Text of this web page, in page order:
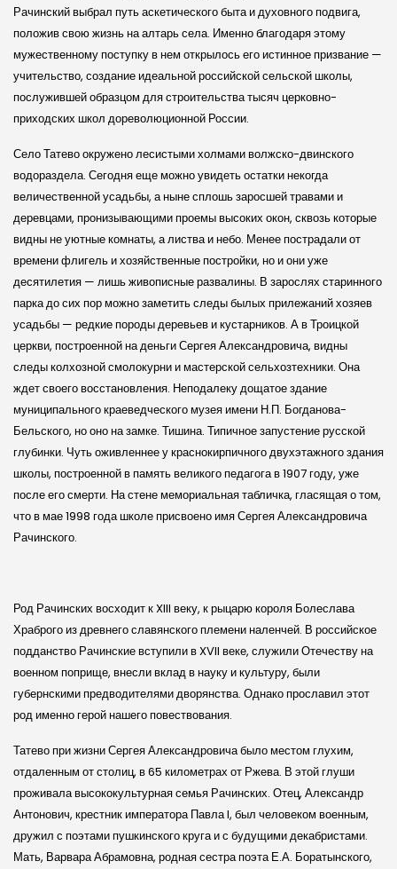
Рачинский выбрал путь аскетического быта и духовного подвига,
положив свою жизнь на алтарь села. Именно благодаря этому
мужественному поступку в нем открылось его истинное призвание —
учительство, создание идеальной российской сельской школы,
послужившей образцом для строительства тысяч церковно-
приходских школ дореволюционной России.
Село Татево окружено лесистыми холмами волжско-двинского
водораздела. Сегодня еще можно увидеть остатки некогда
величественной усадьбы, а ныне сплошь заросшей травами и
деревцами, пронизывающими проемы высоких окон, сквозь которые
видны не уютные комнаты, а листва и небо. Менее пострадали от
времени флигель и хозяйственные постройки, но и они уже
десятилетия — лишь живописные развалины. В зарослях старинного
парка до сих пор можно заметить следы былых прилежаний хозяев
усадьбы — редкие породы деревьев и кустарников. А в Троицкой
церкви, построенной на деньги Сергея Александровича, видны
следы колхозной смолокурни и мастерской сельхозтехники. Она
ждет своего восстановления. Неподалеку дощатое здание
муниципального краеведческого музея имени Н.П. Богданова-
Бельского, но оно на замке. Тишина. Типичное запустение русской
глубинки. Чуть оживленнее у краснокирпичного двух­этажного здания
школы, построенной в память великого педагога в 1907 году, уже
после его смерти. На стене мемориальная табличка, гласящая о том,
что в мае 1998 года школе присвоено имя Сергея Александровича
Рачинского.
Род Рачинских восходит к XIII веку, к рыцарю короля Болеслава
Храброго из древнего славянского племени наленчей. В российское
подданство Рачин­ские вступили в XVII веке, служили Отечеству на
военном поприще, внесли вклад в науку и культуру, были
губернскими предводителями дворянства. Однако прославил этот
род именно герой нашего повествования.
Татево при жизни Сергея Александровича было местом глухим,
отдаленным от столиц, в 65 километрах от Ржева. В этой глуши
проживала высококультурная семья Рачинских. Отец, Александр
Антонович, крестник императора Павла I, был человеком военным,
дружил с поэтами пушкинского круга и с будущими декабристами.
Мать, Варвара Абрамовна, родная сестра поэта Е.А. Боратынского,